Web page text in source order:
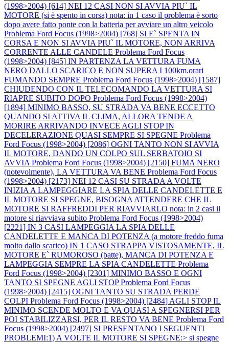
(1998>2004) [614] NEI 12 CASI NON SI AVVIA PIU` IL
MOTORE (si è spento in corsa) nota: in 1 caso il problema è sorto
dopo avere fatto ponte con la batteria per avviare un altro veicolo
Problema Ford Focus (1998>2004) [768] SI E` SPENTA IN
CORSA E NON SI AVVIA PIU` IL MOTORE, NON ARRIVA
CORRENTE ALLE CANDELE Problema Ford Focus
(1998>2004) [845] IN PARTENZA LA VETTURA FUMA
NERO DALLO SCARICO E NON SUPERA I 100km.orari
FUMANDO SEMPRE Problema Ford Focus (1998>2004) [1587]
CHIUDENDO CON IL TELECOMANDO LA VETTURA SI
RIAPRE SUBITO DOPO Problema Ford Focus (1998>2004)
[1894] MINIMO BASSO, SU STRADA VA BENE ECCETTO
QUANDO SI ATTIVA IL CLIMA, ALLORA TENDE A
MORIRE ARRIVANDO INVECE AGLI STOP IN
DECELERAZIONE QUASI SEMPRE SI SPEGNE Problema
Ford Focus (1998>2004) [2086] OGNI TANTO NON SI AVVIA
IL MOTORE, DANDO UN COLPO SUL SERBATOIO SI
AVVIA Problema Ford Focus (1998>2004) [2150] FUMA NERO
(notevolmente), LA VETTURA VA BENE Problema Ford Focus
(1998>2004) [2173] NEI 12 CASI SU STRADA A VOLTE
INIZIA A LAMPEGGIARE LA SPIA DELLE CANDELETTE E
IL MOTORE SI SPEGNE, BISOGNA ATTENDERE CHE IL
MOTORE SI RAFFREDDI PER RIAVVIARLO nota: in 2 casi il
motore si riavviava subito Problema Ford Focus (1998>2004)
[2221] IN 3 CASI LAMPEGGIA LA SPIA DELLE
CANDELETTE E MANCA DI POTENZA (a motore freddo fuma
molto dallo scarico) IN 1 CASO STRAPPA VISTOSAMENTE, IL
MOTORE E` RUMOROSO (batte), MANCA DI POTENZA E
LAMPEGGIA SEMPRE LA SPIA CANDELETTE Problema
Ford Focus (1998>2004) [2301] MINIMO BASSO E OGNI
TANTO SI SPEGNE AGLI STOPProblema Ford Focus
(1998>2004) [2415] OGNI TANTO SU STRADA PERDE
COLPI Problema Ford Focus (1998>2004) [2484] AGLI STOP IL
MINIMO SCENDE MOLTO E VA QUASI A SPEGNERSI PER
POI STABILIZZARSI, PER IL RESTO VA BENE Problema Ford
Focus (1998>2004) [2497] SI PRESENTANO I SEGUENTI
PROBLEMI:1) A VOLTE IL MOTORE SI SPEGNE:> si spegne